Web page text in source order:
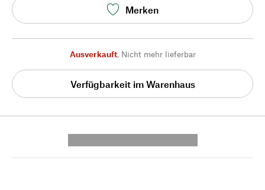
Merken
Ausverkauft, Nicht mehr lieferbar
Verfügbarkeit im Warenhaus